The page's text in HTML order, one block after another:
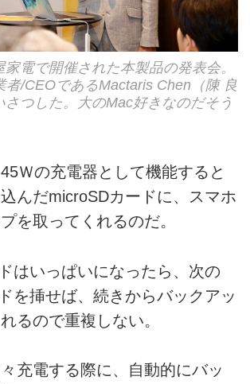
電で開催された本製品の発表会。
者/CEOであるMactaris Chen（陳 良
さつした。大のMac好きなのだそう
Ｗの充電器として機能すると
んだmicroSDカードに、スマホ
を取ってくれるのだ。
はいっぱいになったら、次の
を挿せば、続きからバックアッ
るので重複しない。
充電する際に、自動的にバッ